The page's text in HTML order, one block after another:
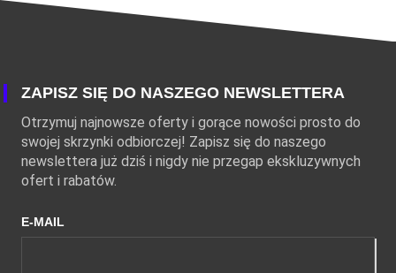
ZAPISZ SIĘ DO NASZEGO NEWSLETTERA
Otrzymuj najnowsze oferty i gorące nowości prosto do
swojej skrzynki odbiorczej! Zapisz się do naszego
newslettera już dziś i nigdy nie przegap ekskluzywnych
ofert i rabatów.
E-MAIL